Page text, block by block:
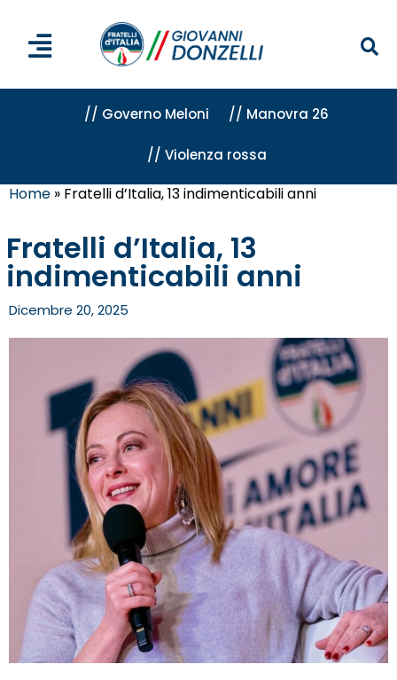
// Governo Meloni // Manovra 26
// Violenza rossa
Home » Fratelli d’Italia, 13 indimenticabili anni
Fratelli d’Italia, 13
indimenticabili anni
Dicembre 20, 2025